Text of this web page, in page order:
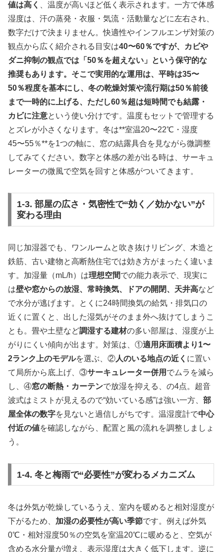
値は高く 、温度が高いほど低く表示されます。一方で体感
湿度は、汗の蒸発・衣服・気流・活動量などに左右され、
数字だけで決まりません。快適性やインフルエンザ対策の
観点から広く紹介される目安は40〜60％ですが、カビや
ダニ抑制の観点では「50％を超えない」という保守的な
推奨もあります。そこで実用的な運用は、平時は35〜
50％程度を基本にし、冬の乾燥対策や流行期は50％前後
まで一時的に上げる、ただし60％超は短時間でも結露・
カビに注意という使い分けです。温度もセットで管理する
とズレが小さくなります。冬は**室温20〜22℃・湿度
45〜55％**を1つの軸に、窓の結露具合を見ながら微調整
してみてください。数字と体感の差が出る時は、サーキュ
レーターの微風で空気を回すと体感がついてきます。
1-3. 部屋の広さ・気密性で“効く／効かない”が
変わる理由
同じ加湿器でも、ワンルームと吹き抜けリビング、木造と
鉄筋、古い建物と高断熱住宅では効き方がまったく違いま
す。加湿量（mL/h）は理想空間での能力表示で、現実に
は壁や窓からの放湿、常時換気、ドアの開閉、天井高など
で水分が逃げます。とくに24時間換気の給気・排気口の
近くに置くと、出した湿気がそのまま外へ抜けてしまうこ
とも。畳や土壁など調湿する建材の多い部屋は、湿度が上
がりにくい傾向が出ます。対策は、①適用床面積より1〜
2ランク上のモデルを選ぶ、②人のいる地点の近く に置い
て局所から底上げ、③サーキュレーター併用 でムラを減ら
し、④窓の断熱・カーテンで放湿を抑える、の4点。超音
波式はミストが見えるので“効いている感”は強い一方、 部
屋全体の数字を見ないと過信しがちです。温湿度計で中心
付近の値を確認しながら、配置と風の流れを調整しましょ
う。
1-4. 冬と梅雨で“必要性”が変わるメカニズム
冬は外気が乾燥しているうえ、室内を暖めると相対湿度が
下がるため、 加湿の必要性が高い季節です。例えば外気
0℃・相対湿度50％の空気を室温20℃に暖めると、空気が
含める水分量が増え、表示湿度は大きく低下します。逆に